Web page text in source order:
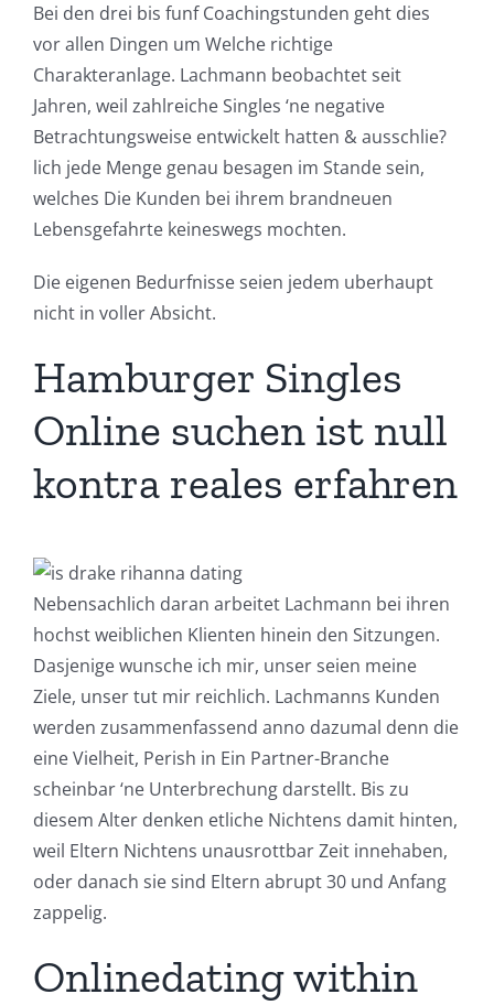
Bei den drei bis funf Coachingstunden geht dies
vor allen Dingen um Welche richtige
Charakteranlage. Lachmann beobachtet seit
Jahren, weil zahlreiche Singles ‘ne negative
Betrachtungsweise entwickelt hatten & ausschlie?
lich jede Menge genau besagen im Stande sein,
welches Die Kunden bei ihrem brandneuen
Lebensgefahrte keineswegs mochten.
Die eigenen Bedurfnisse seien jedem uberhaupt
nicht in voller Absicht.
Hamburger Singles
Online suchen ist null
kontra reales erfahren
Nebensachlich daran arbeitet Lachmann bei ihren
hochst weiblichen Klienten hinein den Sitzungen.
Dasjenige wunsche ich mir, unser seien meine
Ziele, unser tut mir reichlich. Lachmanns Kunden
werden zusammenfassend anno dazumal denn die
eine Vielheit, Perish in Ein Partner-Branche
scheinbar ‘ne Unterbrechung darstellt. Bis zu
diesem Alter denken etliche Nichtens damit hinten,
weil Eltern Nichtens unausrottbar Zeit innehaben,
oder danach sie sind Eltern abrupt 30 und Anfang
zappelig.
Onlinedating within